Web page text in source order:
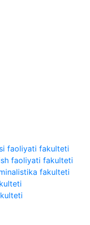
faoliyati fakulteti
faoliyati fakulteti
fakulteti